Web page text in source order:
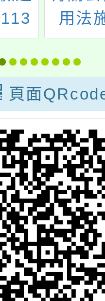
年)
辦
1份
用法
（以
則）
頁面